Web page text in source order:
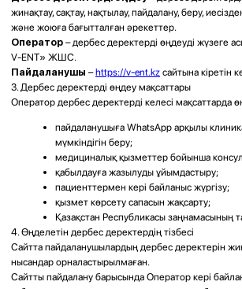
олардың дербес деректерді өңдеу тәртібі үшін жауапты болмайды.
9. Дербес деректерді сақтау мерзімі
Дербес деректер оларды өңдеу мақсаттарына қол жеткізу үшін қажетті
мерзімнен артық сақталмайды, егер Қазақстан Республикасының
заңнамасында өзгеше көзделмесе.
Өңдеу мақсаттарына қол жеткізілгеннен кейін дербес деректер
жойылады немесе иесіздендіріледі.
10. Дербес деректерді қорғау
Оператор дербес деректерді келесі қауіптерден қорғау үшін қажетті
ұйымдастырушылық, техникалық және құқықтық шараларды қабылдайды:
жою;
бұғаттау;
көшіру;
тарату;
өзге де заңсыз әрекеттер.
11. Дербес деректер субъектісінің құқықтары
Дербес деректер субъектісі:
өзінің дербес деректерінің өңделуі туралы ақпарат алуға;
дербес деректерін өзгерту мен толықтыруды талап етуге;
Қазақстан Республикасының заңнамасында көзделген
жағдайларда дербес деректерді өңдеуді тоқтатуды талап
етуге;
өз құқықтары мен заңды мүдделерін қорғауға құқылы.